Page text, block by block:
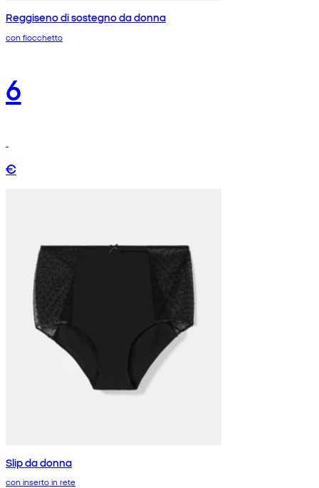
Reggiseno di sostegno da donna
con fiocchetto
6
€
Slip da donna
con inserto in rete